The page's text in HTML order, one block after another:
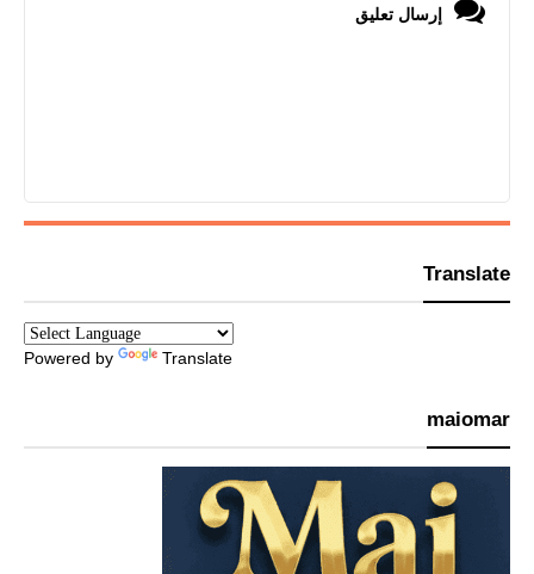
إرسال تعليق
Translate
Powered by Translate
maiomar